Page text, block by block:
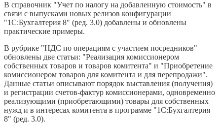
В справочник "Учет по налогу на добавленную стоимость" в
связи с выпусками новых релизов конфигурации
"1С:Бухгалтерия 8" (ред. 3.0) добавлены и обновлены
практические примеры.
В рубрике "НДС по операциям с участием посредников"
обновлены две статьи: "Реализация комиссионером
собственных товаров и товаров комитента" и "Приобретение
комиссионером товаров для комитента и для перепродажи".
Данные статьи описывают порядок выставления (получения)
и регистрации счетов-фактур комиссионерами, одновременно
реализующими (приобретающими) товары для собственных
нужд и в интересах комитента в программе "1С:Бухгалтерия
8" (ред. 3.0).